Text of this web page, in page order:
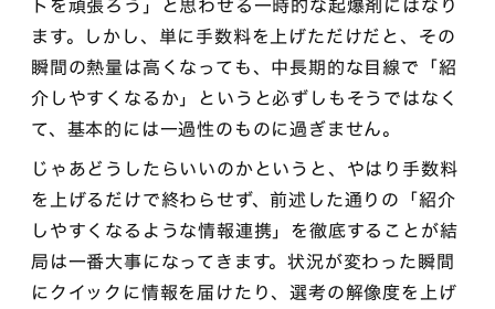
トを頑張ろう」と思わせる一時的な起爆剤にはなり
ます。しかし、単に手数料を上げただけだと、その
瞬間の熱量は高くなっても、中長期的な目線で「紹
介しやすくなるか」というと必ずしもそうではなく
て、基本的には一過性のものに過ぎません。
じゃあどうしたらいいのかというと、やはり手数料
を上げるだけで終わらせず、前述した通りの「紹介
しやすくなるような情報連携」を徹底することが結
局は一番大事になってきます。状況が変わった瞬間
にクイックに情報を届けたり、選考の解像度を上げ